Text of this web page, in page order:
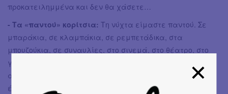
προκατειλημμένα και δεν θα χάσετε…
- Τα «παντού» κορίτσια: Τη νύχτα είμαστε παντού. Σε
μπαράκια, σε κλαμπάκια, σε ρεμπετάδικα, στα
μπουζούκια, σε συναυλίες, στο σινεμά, στο θέατρο, στο
γήπεδο, σε λεωφορεία, μετρό, πλοία, τραίνα,
αεροπλάνα, παντού, παντού, παντού. Είμαστε από 16
έως 20 ετών το πολύ. Μιλάμε γρήγορα, πολύ γρήγορα.